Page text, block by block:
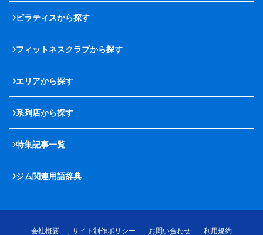
ピラティスから探す
フィットネスクラブから探す
エリアから探す
系列店から探す
特集記事一覧
ジム関連用語辞典
会社概要 サイト制作ポリシー お問い合わせ
利用規約